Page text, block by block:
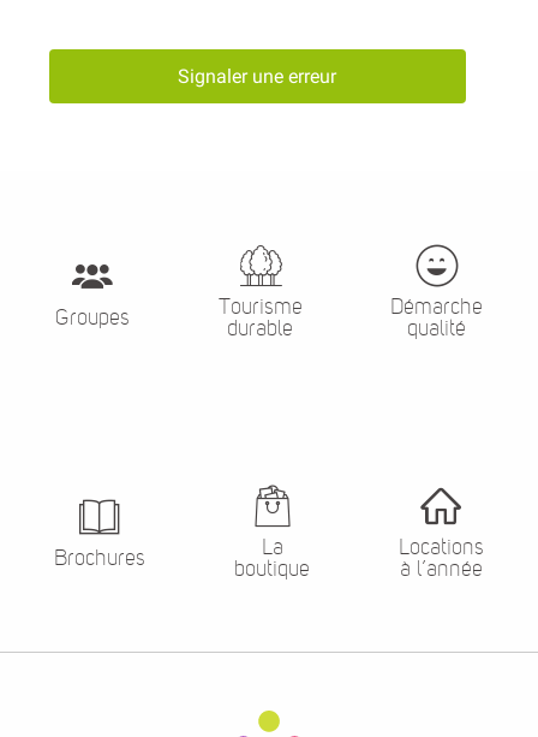
Signaler une erreur
Groupes
Tourisme
durable
Démarche
qualité
Brochures
La
boutique
Locations
à l’année